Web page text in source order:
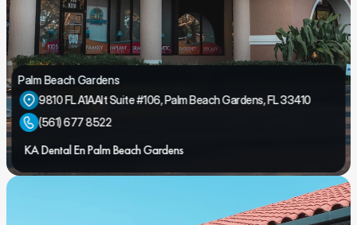
Palm Beach Gardens
9810 FL A1AAlt Suite #106, Palm Beach Gardens, FL 33410
(561) 677 8522
KA Dental En Palm Beach Gardens